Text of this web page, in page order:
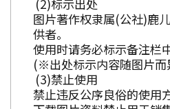
标示出处
图片著作权隶属(公社)鹿
供者。
使用时请务必标示备注栏
(※出处标示内容随图片而
禁止使用
禁止违反公序良俗的使用